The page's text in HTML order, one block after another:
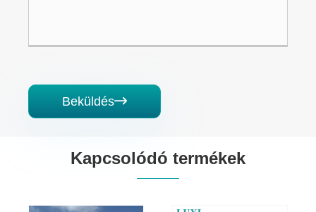
Beküldés
Kapcsolódó termékek